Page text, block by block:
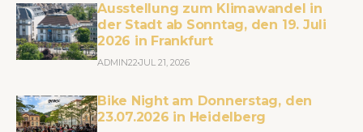
Ausstellung zum Klimawandel in
der Stadt ab Sonntag, den 19. Juli
2026 in Frankfurt
ADMIN22 JUL 21, 2026
Bike Night am Donnerstag, den
23.07.2026 in Heidelberg